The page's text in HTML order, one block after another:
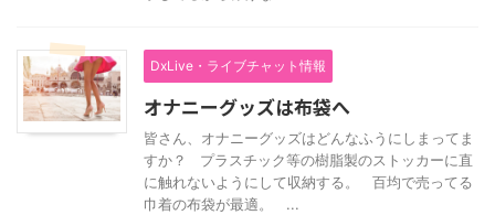
DxLive・ライブチャット情報
オナニーグッズは布袋へ
皆さん、オナニーグッズはどんなふうにしまってま
すか？ プラスチック等の樹脂製のストッカーに直
に触れないようにして収納する。 百均で売ってる
巾着の布袋が最適。 ...